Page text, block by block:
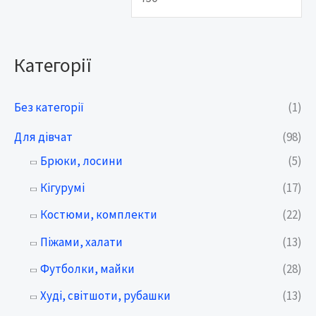
Категорії
Без категорії
(1)
Для дівчат
(98)
Брюки, лосини
(5)
Кігурумі
(17)
Костюми, комплекти
(22)
Піжами, халати
(13)
Футболки, майки
(28)
Худі, світшоти, рубашки
(13)